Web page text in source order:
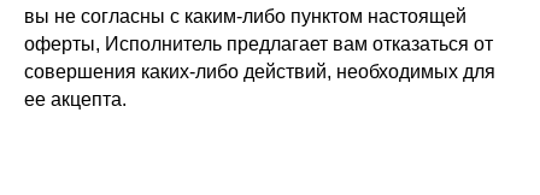
вы не согласны с каким-либо пунктом настоящей
оферты, Исполнитель предлагает вам отказаться от
совершения каких-либо действий, необходимых для
ее акцепта.